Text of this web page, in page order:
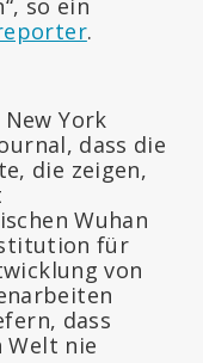
.
York
dass die
die zeigen,
Wuhan
für
von
dass
nie